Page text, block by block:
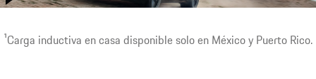
prestaciones con
aptitud utilitaria,
deportiva y un viaje
relajado: asientos
Conducción sin
preocupaciones. Las
1Carga inductiva en casa disponible solo en México y Puerto Rico.